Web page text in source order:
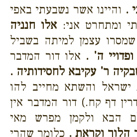
. והיינו אשר נשבעתי באפי
ומתחרט אני: אלו חנניה
שמסרו עצמן למיתה בשביל
ופדויי ה' . אלו דור המדבר
ר' עקיבא לחסידותיה .
ישראל והשתא מחייב להו
דף קח.) דור המדבר אין
הבא ולקמן מפרש מאי
הלוך וקראת . כלומר שהרי